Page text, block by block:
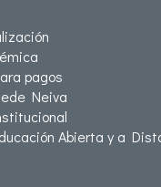
pagos
Neiva
Abierta y a